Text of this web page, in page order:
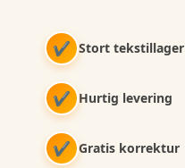
✔ Stort tekstillager
✔ Hurtig levering
✔ Gratis korrektur